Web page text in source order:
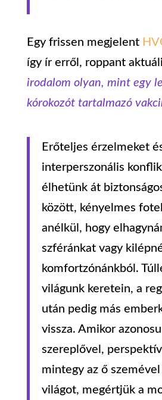
Egy frissen megjelent
így ír erről, roppant
irodalom olyan, mint egy
kórokozót tartalmazó
Erőteljes érzelmeket
interperszonális
élhetünk át
között, kényelmes
anélkül, hogy
szféránkat vagy
komfortzónánkból.
világunk keretein, a
után pedig más
vissza. Amikor
szereplővel,
mintegy az ő szemével
világot, megértjük a